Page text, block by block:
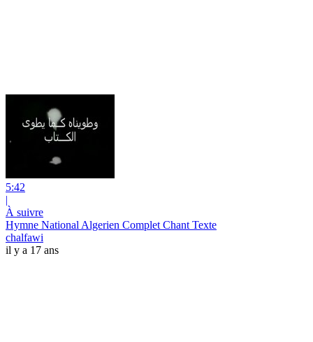
5:42
|
À suivre
Hymne National Algerien Complet Chant Texte
chalfawi
il y a 17 ans